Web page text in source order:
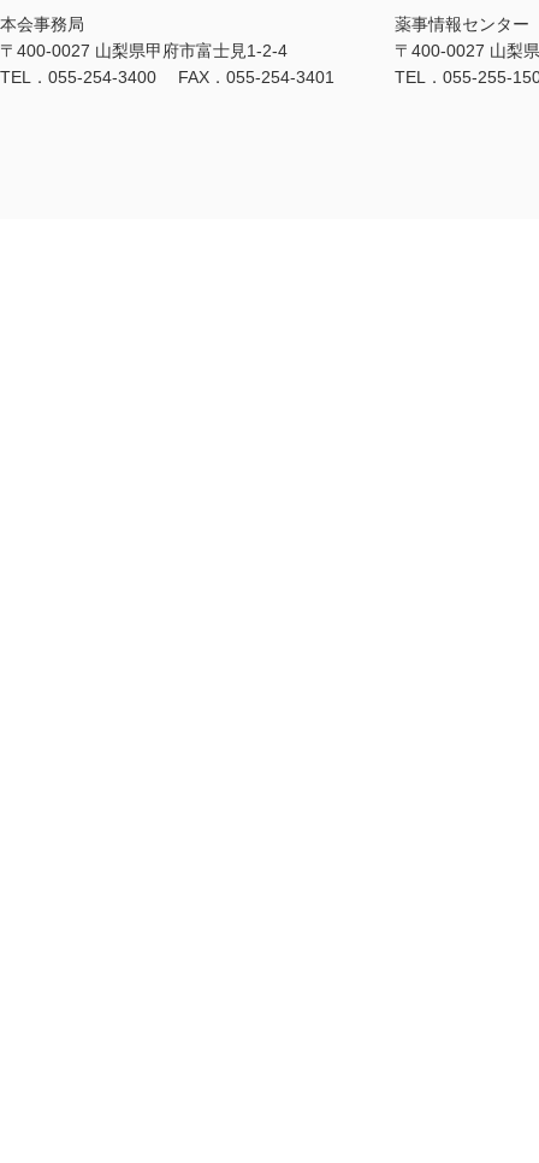
本会事務局
〒400-0027 山梨県甲府市富士見1-2-4
TEL．055-254-3400 FAX．055-254-3401
薬事情報センター
〒400-0027 山梨
TEL．055-255-